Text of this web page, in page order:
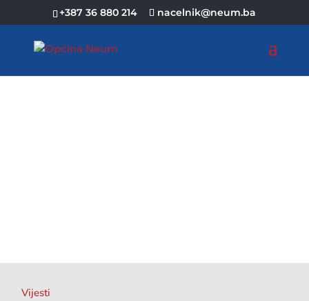
+387 36 880 214 nacelnik@neum.ba
Vijesti